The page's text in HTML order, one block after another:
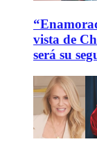
vista de
será su